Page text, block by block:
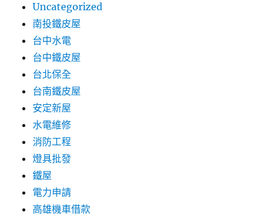
Uncategorized
南投鐵皮屋
台中水電
台中鐵皮屋
台北保全
台南鐵皮屋
安定新屋
水電維修
消防工程
燈具批發
鐵屋
電力申請
高雄機車借款